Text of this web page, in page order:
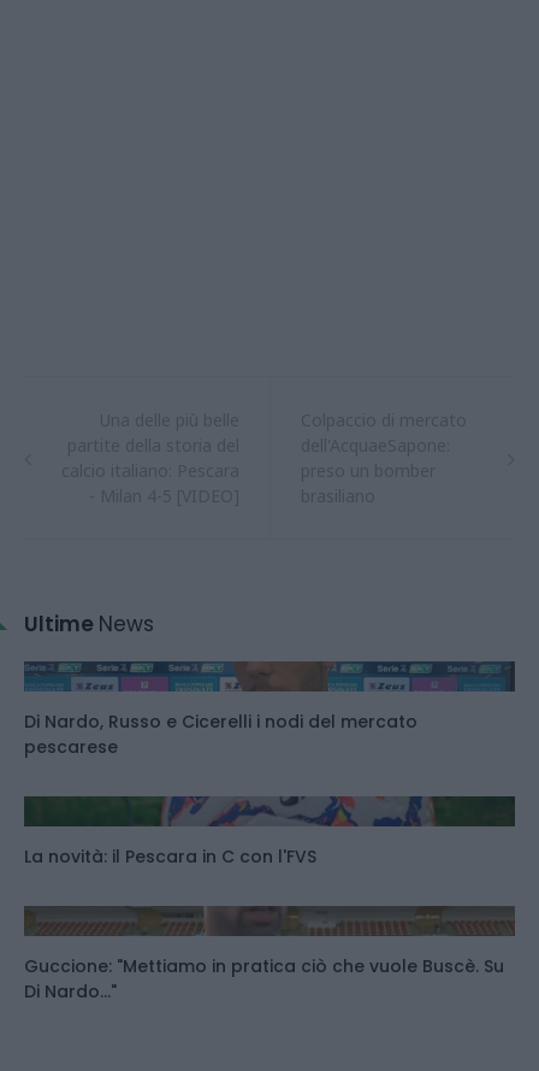
Ultime News
Di Nardo, Russo e Cicerelli i nodi del mercato
pescarese
La novità: il Pescara in C con l'FVS
Guccione: "Mettiamo in pratica ciò che vuole Buscè. Su
Di Nardo..."